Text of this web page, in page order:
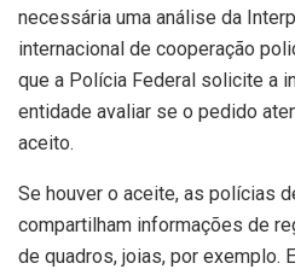
necessária uma análise da
internacional de cooperação
que a Polícia Federal solicite a
entidade avaliar se o pedido
aceito.
Se houver o aceite, as polícias
compartilham informações de
de quadros, joias, por exemplo.